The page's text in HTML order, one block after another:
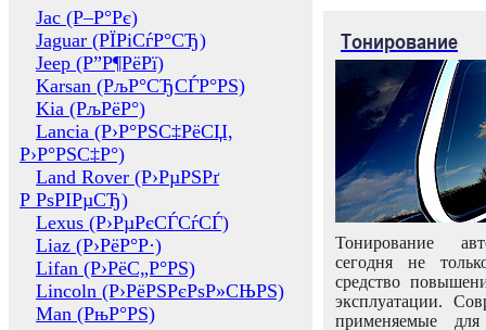
Jac (Р–Р°Рє)
Jaguar (РЇРіСѓР°СЂ)
Jeep (Р”Р¶РёРї)
Karsan (РљР°СЂСЃР°РЅ)
Kia (РљРёР°)
Lancia (Р›Р°РЅС‡РёСЏ,
Р›Р°РЅС‡Р°)
Land Rover (Р›РµРЅРґ
Р РѕРІРµСЂ)
Lexus (Р›РµРєСЃСѓСЃ)
Liaz (Р›РёР°Р·)
Lifan (Р›РёС„Р°РЅ)
Lincoln (Р›РёРЅРєРѕР»СЊРЅ)
Man (РњР°РЅ)
Тонирование
Тонирование
сегодня не
средство
эксплуатации.
применяемые